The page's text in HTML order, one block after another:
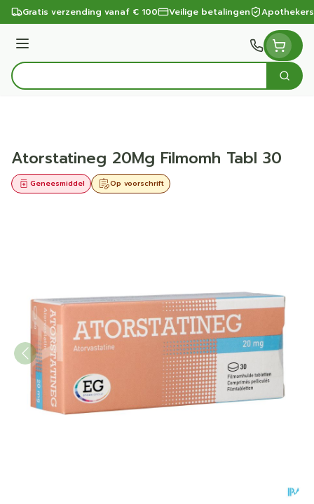
Ga naar de inhoud
Gratis verzending vanaf € 100 Veilige betalingen
Menu
Product, merk, categorie...
Zoek
Atorstatineg 20Mg Filmomh Tabl 30
Op voorschrift
Geneesmiddel